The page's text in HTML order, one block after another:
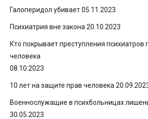
Галоперидол убивает05.11.2023
Психиатрия вне закона 20.10.2023
Кто покрывает преступления психиатров
человека
08.10.2023
10 лет на защите прав человека
Военнослужащие в психбольницах
30.05.2023